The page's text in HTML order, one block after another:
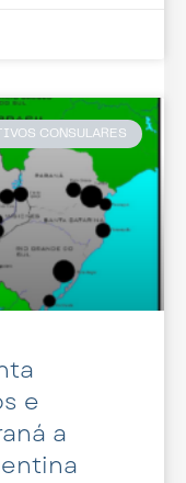
CONSULARES
e
a